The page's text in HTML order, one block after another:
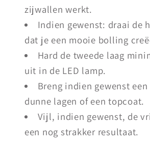
zijwallen werkt.
Indien gewenst: draai de
dat je een mooie bolling
Hard de tweede laag
uit in de LED lamp.
Breng indien gewenst
dunne lagen of een topcoat.
Vijl, indien gewenst, de
een nog strakker resultaat.